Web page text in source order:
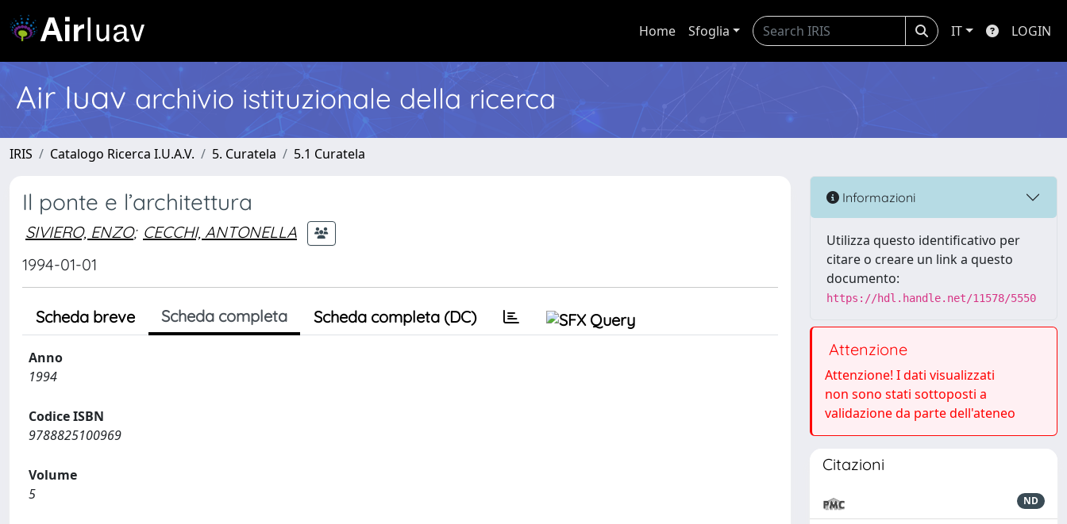
Home Sfoglia IT LOGIN
Air Iuav archivio istituzionale della ricerca
IRIS Catalogo Ricerca I.U.A.V. 5. Curatela 5.1 Curatela
Il ponte e l’architettura
SIVIERO, ENZO; CECCHI, ANTONELLA
1994-01-01
Scheda breve Scheda completa Scheda completa (DC)
Anno
1994
Codice ISBN
9788825100969
Volume
5
Informazioni
Utilizza questo identificativo per
citare o creare un link a questo
documento:
https://hdl.handle.net/11578/5550
Attenzione
Attenzione! I dati visualizzati
non sono stati sottoposti a
validazione da parte dell'ateneo
Citazioni
ND